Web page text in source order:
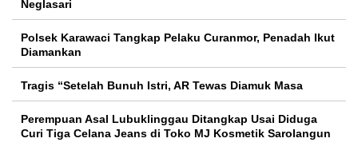
Neglasari
Polsek Karawaci Tangkap Pelaku Curanmor, Penadah Ikut
Diamankan
Tragis “Setelah Bunuh Istri, AR Tewas Diamuk Masa
Perempuan Asal Lubuklinggau Ditangkap Usai Diduga
Curi Tiga Celana Jeans di Toko MJ Kosmetik Sarolangun